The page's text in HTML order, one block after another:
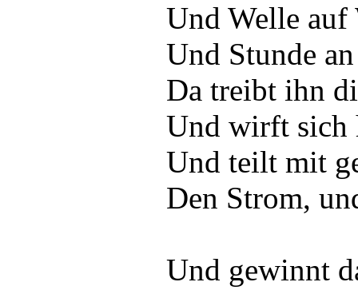
Und Welle auf
Und Stunde
Da treibt ihn
Und wirft sich
Und teilt mit
Den Strom,
Und gewinnt